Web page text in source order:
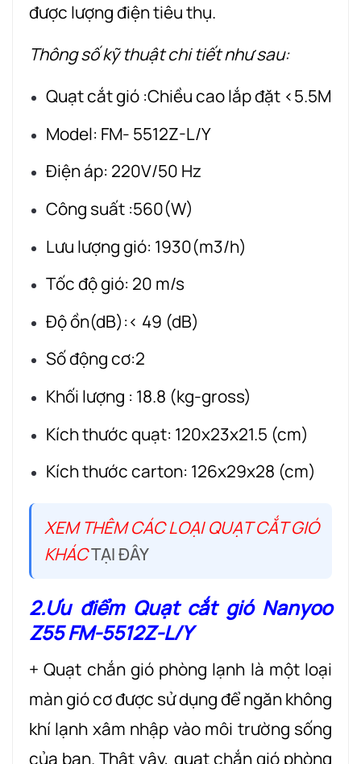
được lượng điện tiêu thụ.
Thông số kỹ thuật chi tiết như sau:
Quạt cắt gió :Chiều cao lắp đặt <5.5M
Model: FM- 5512Z-L/Y
Điện áp: 220V/50 Hz
Công suất :560(W)
Lưu lượng gió: 1930(m3/h)
Tốc độ gió: 20 m/s
Độ ồn(dB):< 49 (dB)
Số động cơ:2
Khối lượng : 18.8 (kg-gross)
Kích thước quạt: 120x23x21.5 (cm)
Kích thước carton: 126x29x28 (cm)
XEM THÊM CÁC LOẠI QUẠT CẮT GIÓ
KHÁCTẠI ĐÂY
2.Ưu điểm Quạt cắt gió Nanyoo
Z55 FM-5512Z-L/Y
+ Quạt chắn gió phòng lạnh là một loại
màn gió cơ được sử dụng để ngăn không
khí lạnh xâm nhập vào môi trường sống
của bạn. Thật vậy, quạt chắn gió phòng